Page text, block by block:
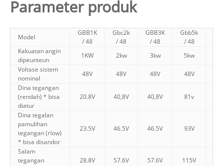
Parameter produk
Model
GBB1K
/ 48
Gbc2k
/ 48
GBB3K
/ 48
Gbb5k
/ 48
Kakuatan angin
dipeunteun
1KW 2kw 3kw 5kw
Voltase sistem
nominal
48V 48V 48V 48V
Dina tegangan
(rendah) * bisa
diatur
20.8V 40,8V 40,8V 81v
Dina tegalan
pamulihan
tegangan (rlow)
* bisa disandor
23.5V 46.5V 46.5V 93V
Salam
tegangan
28.8V 57.6V 57.6V 115V